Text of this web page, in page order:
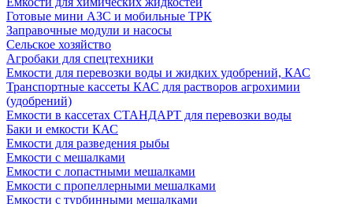
Готовые мини АЗС и мобильные ТРК
Заправочные модули и насосы
Сельское хозяйство
Агробаки для спецтехники
Емкости для перевозки воды и жидких удобрений, КАС
Транспортные кассеты КАС для растворов агрохимии
(удобрений)
Емкости в кассетах СТАНДАРТ для перевозки воды
Баки и емкости КАС
Емкости для разведения рыбы
Емкости с мешалками
Емкости с лопастными мешалками
Емкости с пропеллерными мешалками
Емкости с турбинными мешалками